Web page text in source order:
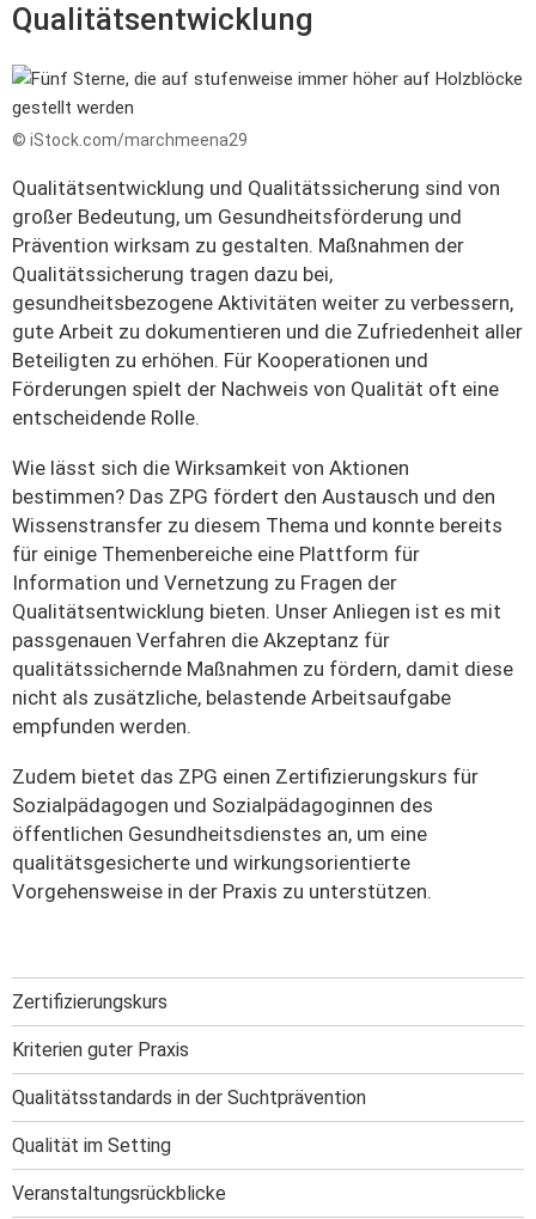
Qualitätsentwicklung
© iStock.com/marchmeena29
Qualitätsentwicklung und Qualitätssicherung sind von
großer Bedeutung, um Gesundheitsförderung und
Prävention wirksam zu gestalten. Maßnahmen der
Qualitätssicherung tragen dazu bei,
gesundheitsbezogene Aktivitäten weiter zu verbessern,
gute Arbeit zu dokumentieren und die Zufriedenheit aller
Beteiligten zu erhöhen. Für Kooperationen und
Förderungen spielt der Nachweis von Qualität oft eine
entscheidende Rolle.
Wie lässt sich die Wirksamkeit von Aktionen
bestimmen? Das ZPG fördert den Austausch und den
Wissenstransfer zu diesem Thema und konnte bereits
für einige Themenbereiche eine Plattform für
Information und Vernetzung zu Fragen der
Qualitätsentwicklung bieten. Unser Anliegen ist es mit
passgenauen Verfahren die Akzeptanz für
qualitätssichernde Maßnahmen zu fördern, damit diese
nicht als zusätzliche, belastende Arbeitsaufgabe
empfunden werden.
Zudem bietet das ZPG einen Zertifizierungskurs für
Sozialpädagogen und Sozialpädagoginnen des
öffentlichen Gesundheitsdienstes an, um eine
qualitätsgesicherte und wirkungsorientierte
Vorgehensweise in der Praxis zu unterstützen.
Zertifizierungskurs
Kriterien guter Praxis
Qualitätsstandards in der Suchtprävention
Qualität im Setting
Veranstaltungs­rückblicke